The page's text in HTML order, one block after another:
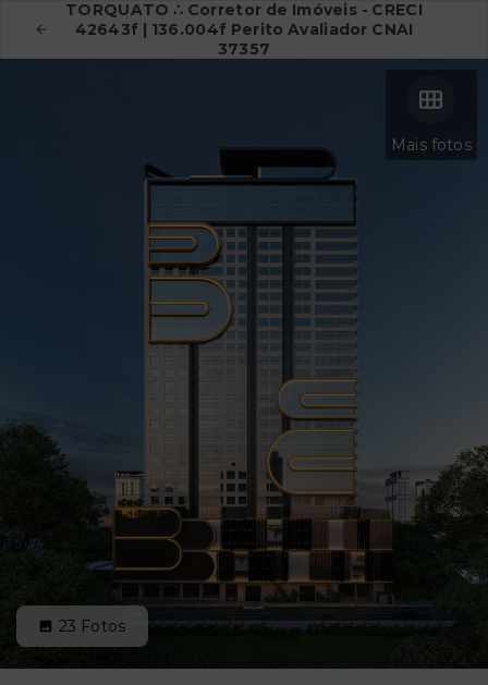
TORQUATO ∴ Corretor de Imóveis - CRECI
42643f | 136.004f Perito Avaliador CNAI
37357
Mais fotos
23 Fotos